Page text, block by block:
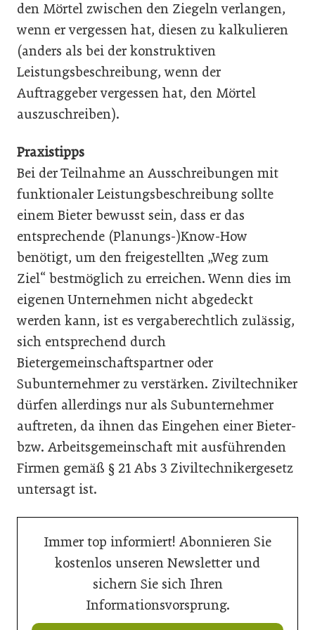
den Mörtel zwischen den Ziegeln verlangen,
wenn er vergessen hat, diesen zu kalkulieren
(anders als bei der konstruktiven
Leistungsbeschreibung, wenn der
Auftraggeber vergessen hat, den Mörtel
auszuschreiben).
Praxistipps
Bei der Teilnahme an Ausschreibungen mit
funktionaler Leistungsbeschreibung sollte
einem Bieter bewusst sein, dass er das
entsprechende (Planungs-)Know-How
benötigt, um den freigestellten „Weg zum
Ziel“ bestmöglich zu erreichen. Wenn dies im
eigenen Unternehmen nicht abgedeckt
werden kann, ist es vergaberechtlich zulässig,
sich entsprechend durch
Bietergemeinschaftspartner oder
Subunternehmer zu verstärken. Ziviltechniker
dürfen allerdings nur als Subunternehmer
auftreten, da ihnen das Eingehen einer Bieter-
bzw. Arbeitsgemeinschaft mit ausführenden
Firmen gemäß § 21 Abs 3 Ziviltechnikergesetz
untersagt ist.
Immer top informiert! Abonnieren Sie
kostenlos unseren Newsletter und
sichern Sie sich Ihren
Informationsvorsprung.